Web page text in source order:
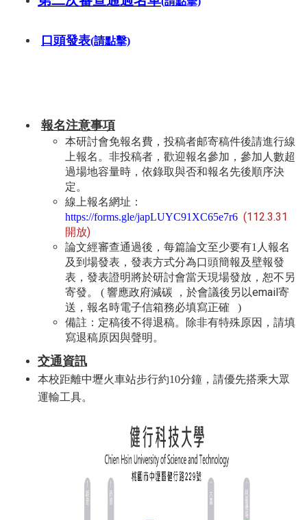
口頭發表(請點擊)
報名注意事項
本研討會免報名費，投稿者邮寄稿件後請進行線
上報名。非投稿者，歡迎報名參加，參加人數超
過場地容量時，依錄取與否和報名先後順序決
定。
線上報名網址：
https://forms.gle/japLUYC91XC65e7r6 (112.3.31
開放)
論文經審查通過後，每篇論文至少要有1人報名
及到場發表，發表方式分為口頭簡報及壁報發
表，發表證明將於研討會當天現場發放，恕不另
寄發。 ( 響應政府減碳 ，於會議後另以email寄
送，報名時電子信箱務必填寫正確 )
備註：定稿後不得退稿。除非有特殊原因，請填
寫退稿原因與聲明。
交通資訊
本校距離中壢火車站步行約10分鐘，請優先搭乘大眾
運輸工具。